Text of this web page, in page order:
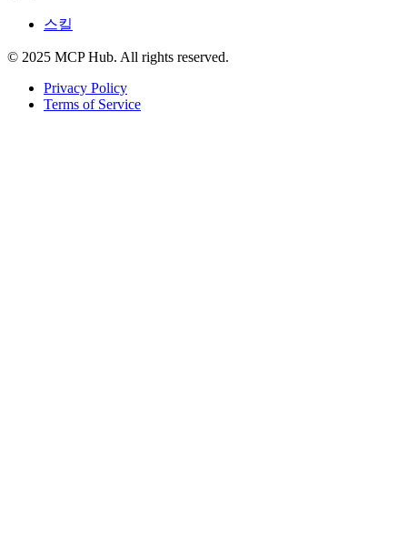
스킬
© 2025 MCP Hub. All rights reserved.
Privacy Policy
Terms of Service